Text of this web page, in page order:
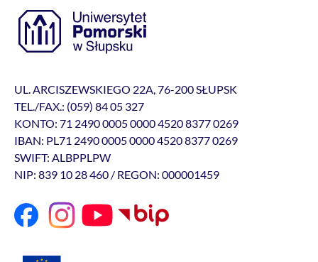
UL. ARCISZEWSKIEGO 22A, 76-200 SŁUPSK
TEL./FAX.: (059) 84 05 327
KONTO: 71 2490 0005 0000 4520 8377 0269
IBAN: PL71 2490 0005 0000 4520 8377 0269
SWIFT: ALBPPLPW
NIP: 839 10 28 460 / REGON: 000001459